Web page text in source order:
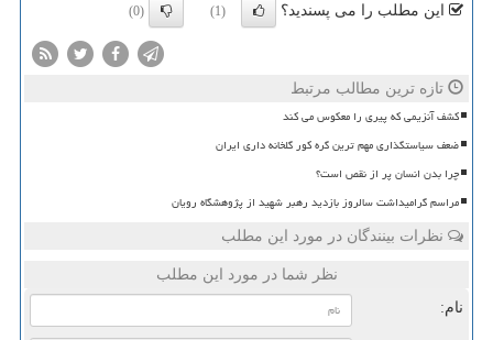
این مطلب را می پسندید؟ (1)
(0)
تازه ترین مطالب مرتبط
کشف آنزیمی که پیری را معکوس می کند
ضعف سیاستگذاری مهم ترین گره کور گلخانه داری ایران
چرا بدن انسان پر از نقص است؟
مراسم گرامیداشت سالروز بازدید رهبر شهید از پژوهشگاه رویان
نظرات بینندگان در مورد این مطلب
نظر شما در مورد این مطلب
نام: